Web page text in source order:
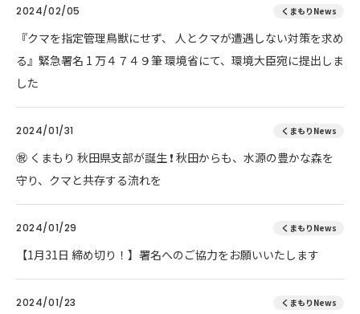
2024/02/05 くまもりNews
『クマを指定管理鳥獣にせず、 人とクマが遭遇しない対策を求め
る』緊急署名 1 万４７４９筆 環境省にて、環境大臣宛に提出しま
した
2024/01/31 くまもりNews
㊗ くまもり 秋田県支部が誕生 ❗ 秋田からも、水源の豊かな森を
守り、クマと共存する流れを
2024/01/29 くまもりNews
【1月31日 締め切り！】署名へのご協力をお願いいたします
2024/01/23 くまもりNews